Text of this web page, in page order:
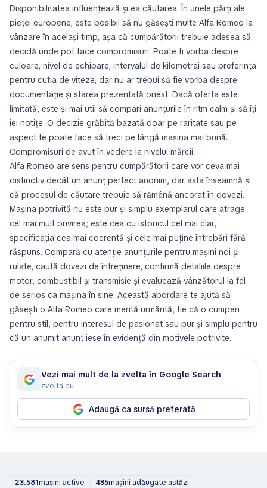
Disponibilitatea influențează și ea căutarea. În unele părți ale
pieței europene, este posibil să nu găsești multe Alfa Romeo la
vânzare în același timp, așa că cumpărătorii trebuie adesea să
decidă unde pot face compromisuri. Poate fi vorba despre
culoare, nivel de echipare, intervalul de kilometraj sau preferința
pentru cutia de viteze, dar nu ar trebui să fie vorba despre
documentație și starea prezentată onest. Dacă oferta este
limitată, este și mai util să compari anunțurile în ritm calm și să îți
iei notițe. O decizie grăbită bazată doar pe raritate sau pe
aspect te poate face să treci pe lângă mașina mai bună.
Compromisuri de avut în vedere la nivelul mărcii
Alfa Romeo are sens pentru cumpărătorii care vor ceva mai
distinctiv decât un anunț perfect anonim, dar asta înseamnă și
că procesul de căutare trebuie să rămână ancorat în dovezi.
Mașina potrivită nu este pur și simplu exemplarul care atrage
cel mai mult privirea; este cea cu istoricul cel mai clar,
specificația cea mai coerentă și cele mai puține întrebări fără
răspuns. Compară cu atenție anunțurile pentru mașini noi și
rulate, caută dovezi de întreținere, confirmă detaliile despre
motor, combustibil și transmisie și evaluează vânzătorul la fel
de serios ca mașina în sine. Această abordare te ajută să
găsești o Alfa Romeo care merită urmărită, fie că o cumperi
pentru stil, pentru interesul de pasionat sau pur și simplu pentru
că un anumit anunț iese în evidență din motivele potrivite.
Vezi mai mult de la zvelta în Google Search
zvelta.eu
Adaugă ca sursă preferată
23.581mașini active 435mașini adăugate astăzi